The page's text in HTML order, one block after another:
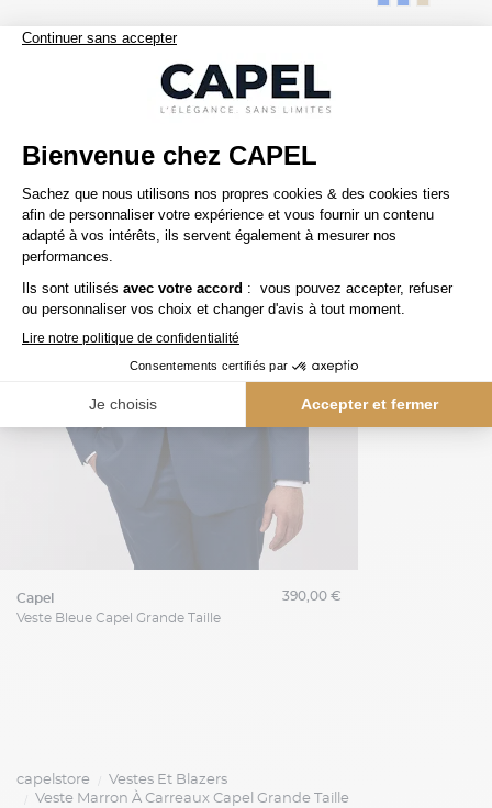
Nos clients aiment aussi
capel
Veste Bleue Capel Grande Taille
390,00 €
capelstore
Vestes Et Blazers
Veste Marron À Carreaux Capel Grande Taille